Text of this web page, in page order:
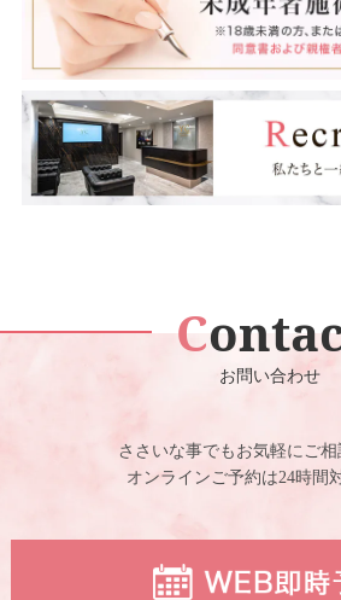
お問い合わせ
ささいな事でもお気軽にご相
オンラインご予約は24時間